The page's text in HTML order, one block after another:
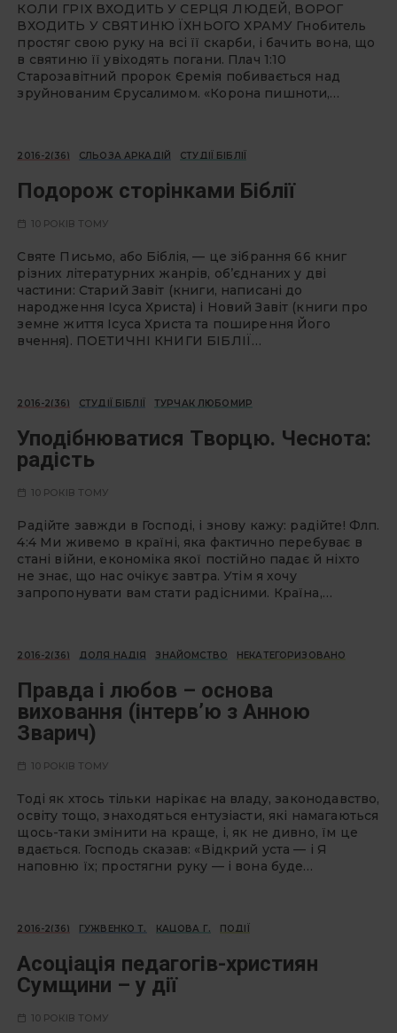
КОЛИ ГРІХ ВХОДИТЬ У СЕРЦЯ ЛЮДЕЙ, ВОРОГ
ВХОДИТЬ У СВЯТИНЮ ЇХНЬОГО ХРАМУ Гнобитель
простяг свою руку на всі її скарби, і бачить вона, що
в святиню її увіходять погани. Плач 1:10
Старозавітний пророк Єремія побивається над
зруйнованим Єрусалимом. «Корона пишноти,…
2016-2(36) СЛЬОЗА АРКАДІЙ СТУДІЇ БІБЛІЇ
Подорож сторінками Біблії
10 РОКІВ ТОМУ
Святе Письмо, або Біблія, — це зібрання 66 книг
різних літературних жанрів, об’єднаних у дві
частини: Старий Завіт (книги, написані до
народження Ісуса Христа) і Новий Завіт (книги про
земне життя Ісуса Христа та поширення Його
вчення). ПОЕТИЧНІ КНИГИ БІБЛІЇ…
2016-2(36) СТУДІЇ БІБЛІЇ ТУРЧАК ЛЮБОМИР
Уподібнюватися Творцю. Чеснота:
радість
10 РОКІВ ТОМУ
Радійте завжди в Господі, і знову кажу: радійте! Флп.
4:4 Ми живемо в країні, яка фактично перебуває в
стані війни, економіка якої постійно падає й ніхто
не знає, що нас очікує завтра. Утім я хочу
запропонувати вам стати радісними. Країна,…
2016-2(36) ДОЛЯ НАДІЯ ЗНАЙОМСТВО НЕКАТЕГОРИЗОВАНО
Правда і любов – основа
виховання (інтерв’ю з Анною
Зварич)
10 РОКІВ ТОМУ
Тоді як хтось тільки нарікає на владу, законодавство,
освіту тощо, знаходяться ентузіасти, які намагаються
щось-таки змінити на краще, і, як не дивно, їм це
вдається. Господь сказав: «Відкрий уста — і Я
наповню їх; простягни руку — і вона буде…
2016-2(36) ГУЖВЕНКО Т. КАЦОВА Г. ПОДІЇ
Асоціація педагогів-християн
Сумщини – у дії
10 РОКІВ ТОМУ